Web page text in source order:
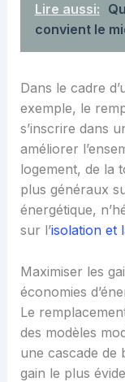
Lire aussi:
convient le
Dans le cadre
exemple, le
s’inscrire dans
améliorer
logement, de la
plus généraux
énergétique,
sur l’isolation et
Maximiser les
économies
Le
des modèles
une cascade de
gain le plus